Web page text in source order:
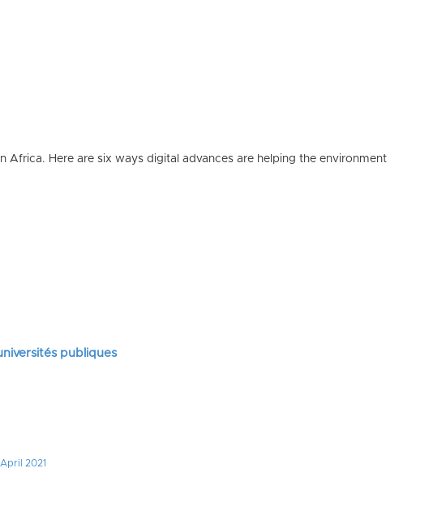
publiques
Here are six ways digital advances are helping the environment
2021